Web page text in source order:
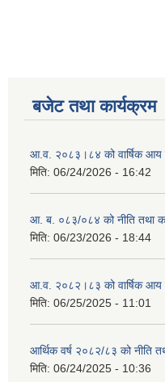
बजेट तथा कार्यक्रम
आ.व. २०८३।८४ को वार्षिक आय
मिति: 06/24/2026 - 16:42
आ. ब. ०८३/०८४ को नीति तथा
मिति: 06/23/2026 - 18:44
आ.व. २०८२।८३ को वार्षिक आय
मिति: 06/25/2025 - 11:01
आर्थिक वर्ष २०८२/८३ को नीति
मिति: 06/24/2025 - 10:36